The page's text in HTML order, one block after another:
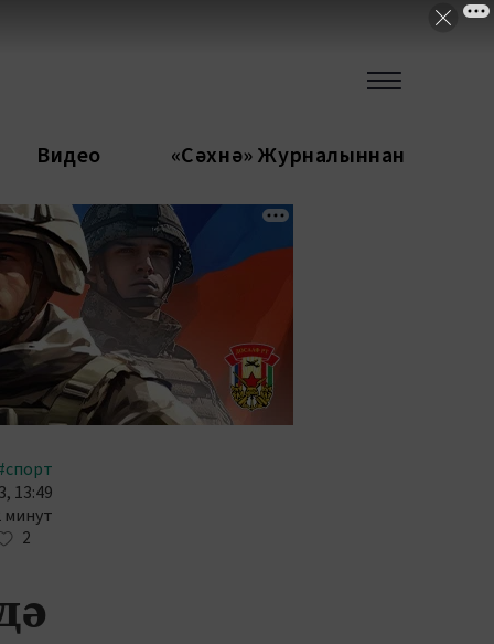
Видео «Сәхнә» Журналыннан
13:49
минут
2